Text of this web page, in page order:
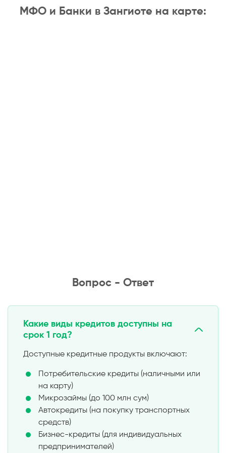
МФО и Банки в Зангиоте на карте:
Вопрос - Ответ
Какие виды кредитов доступны на
срок 1 год?
Доступные кредитные продукты включают:
Потребительские кредиты (наличными или
на карту)
Микрозаймы (до 100 млн сум)
Автокредиты (на покупку транспортных
средств)
Бизнес-кредиты (для индивидуальных
предпринимателей)